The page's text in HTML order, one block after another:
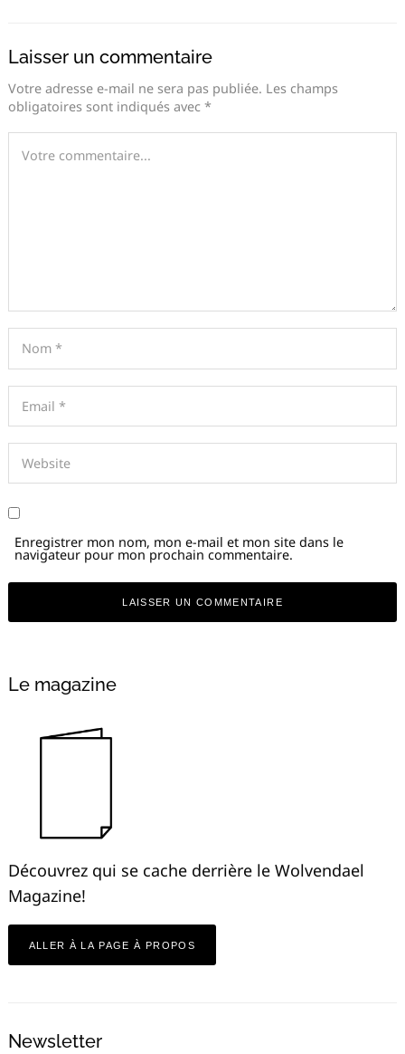
Laisser un commentaire
Votre adresse e-mail ne sera pas publiée. Les champs
obligatoires sont indiqués avec *
Enregistrer mon nom, mon e-mail et mon site dans le
navigateur pour mon prochain commentaire.
Le magazine
Découvrez qui se cache derrière le Wolvendael
Magazine!
ALLER À LA PAGE À PROPOS
Newsletter